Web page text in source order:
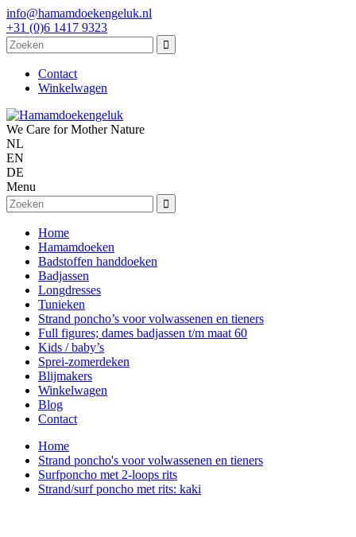
info@hamamdoekengeluk.nl
+31 (0)6 1417 9323
Contact
Winkelwagen
We Care for Mother Nature
NL
EN
DE
Menu
Home
Hamamdoeken
Badstoffen handdoeken
Badjassen
Longdresses
Tunieken
Strand poncho’s voor volwassenen en tieners
Full figures; dames badjassen t/m maat 60
Kids / baby’s
Sprei-zomerdeken
Blijmakers
Winkelwagen
Blog
Contact
Home
Strand poncho's voor volwassenen en tieners
Surfponcho met 2-loops rits
Strand/surf poncho met rits: kaki